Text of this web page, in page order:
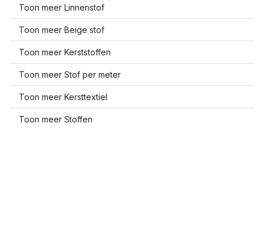
Toon meer Linnenstof
Toon meer Beige stof
Toon meer Kerststoffen
Toon meer Stof per meter
Toon meer Kersttextiel
Toon meer Stoffen